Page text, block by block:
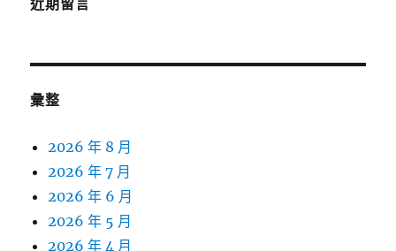
近期留言
彙整
2026 年 8 月
2026 年 7 月
2026 年 6 月
2026 年 5 月
2026 年 4 月